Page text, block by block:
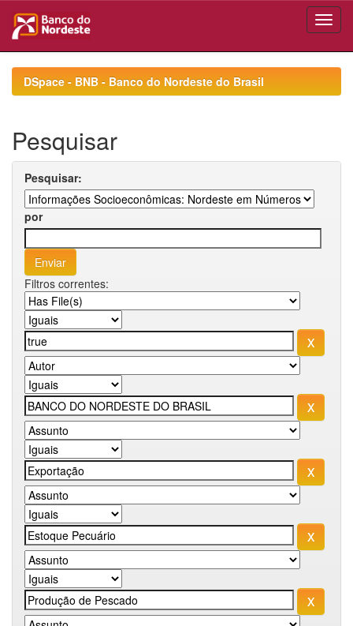
navigationDSpace - BNB - Banco do Nordeste do Brasil
Pesquisar
Pesquisar:
por
Filtros correntes: